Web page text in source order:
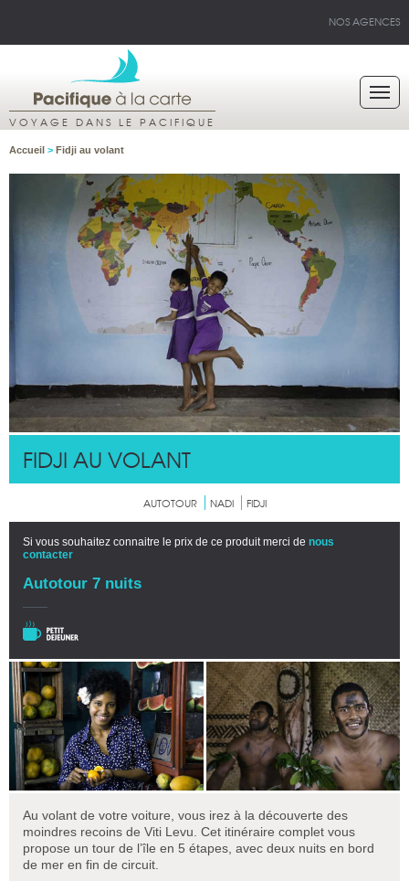
NOS AGENCES
VOYAGE DANS LE PACIFIQUE
Accueil > Fidji au volant
FIDJI AU VOLANT
AUTOTOUR NADI FIDJI
Si vous souhaitez connaitre le prix de ce produit merci de nous
contacter
Autotour 7 nuits
Au volant de votre voiture, vous irez à la découverte des
moindres recoins de Viti Levu. Cet itinéraire complet vous
propose un tour de l’île en 5 étapes, avec deux nuits en bord
de mer en fin de circuit.